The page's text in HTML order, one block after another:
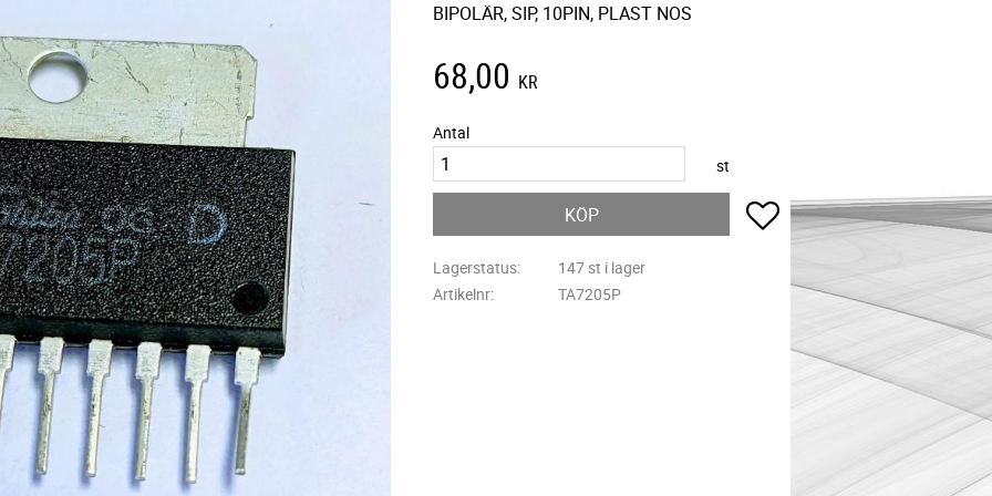
BIPOLÄR, SIP, 10PIN, PLAST NOS
68,00 KR
Antal
st
KÖP Lägg till i favoriter
Lagerstatus
147 st i lager
Artikelnr
TA7205P